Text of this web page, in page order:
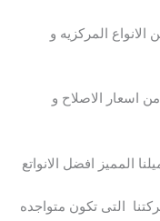
الانواع المركزيه و
اسعار الاصلاح و
المميز افضل الانواتع
التى تكون متواجده